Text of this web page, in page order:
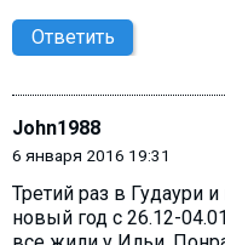
Ответить
John1988
6 января 2016 19:31
Третий раз в Гудаури
новый год с 26.12-